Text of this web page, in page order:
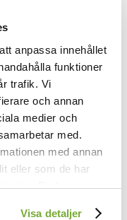
anpassa innehållet
funktioner
trafik. Vi
och annan
medier och
med.
med annan
eller som de har
Du kan
Visa detaljer